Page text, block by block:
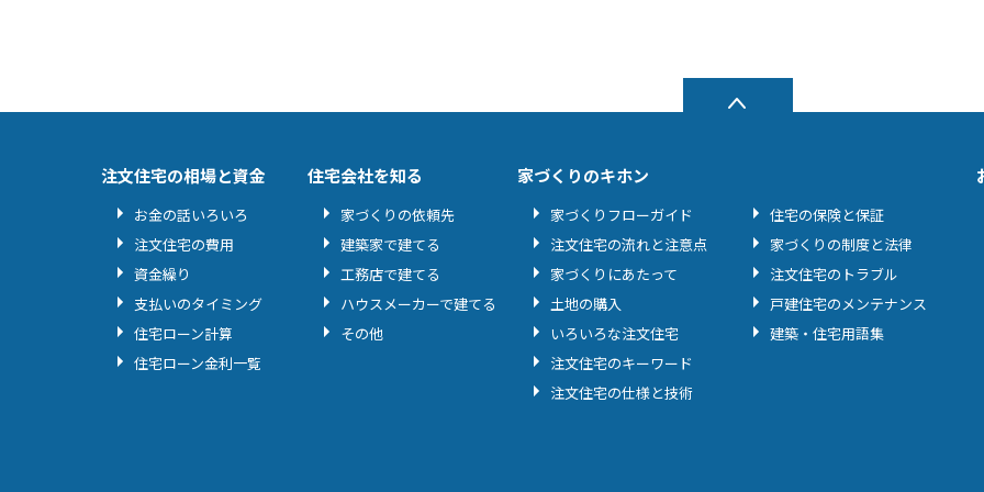
注文住宅の相場と資金
お金の話いろいろ
注文住宅の費用
資金繰り
支払いのタイミング
住宅ローン計算
住宅ローン金利一覧
住宅会社を知る
家づくりの依頼先
建築家で建てる
工務店で建てる
ハウスメーカーで建てる
その他
家づくりのキホン
家づくりフローガイド
注文住宅の流れと注意点
家づくりにあたって
土地の購入
いろいろな注文住宅
注文住宅のキーワード
注文住宅の仕様と技術
住宅の保険と保証
家づくりの制度と法律
注文住宅のトラブル
戸建住宅のメンテナンス
建築・住宅用語集